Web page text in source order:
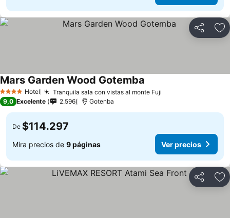
Compartir
4 EstrellasHotel Tranquila sala con vistas al monte Fuji
Mars Garden Wood Gotemba
9,0 Excelente 2.596 Gotenba
De $114.297
Mira precios de 9 páginas Ver precios
Compartir